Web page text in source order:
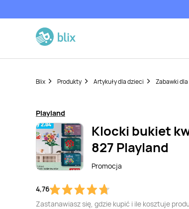
Blix Produkty Artykuły dla dzieci Zabawki
Playland
Klocki bukiet
827 Playland
Promocja
4,76
Zastanawiasz się, gdzie kupić i ile kosztuje